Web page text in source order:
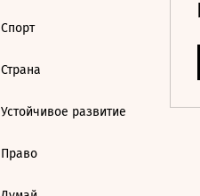
Спорт
Страна
Устойчивое развитие
Право